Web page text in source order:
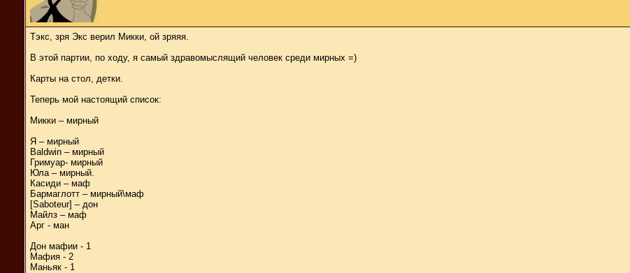
Тэкс, зря Экс верил Микки, ой зряяя.
В этой партии, по ходу, я самый здравомыслящий человек среди мирных =)
Карты на стол, детки.
Теперь мой настоящий список:
Микки – мирный
Я – мирный
Baldwin – мирный
Гримуар- мирный
Юла – мирный.
Касиди – маф
Бармаглотт – мирный\маф
[Saboteur] – дон
Майлз – маф
Арг - ман
Дон мафии - 1
Мафия - 2
Маньяк - 1